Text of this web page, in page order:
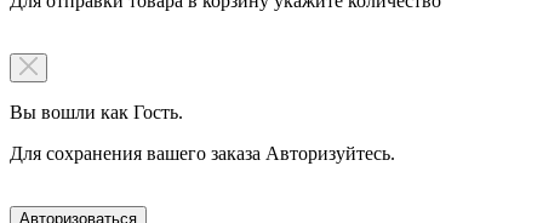
Вы вошли как Гость.
Для сохранения вашего заказа Авторизуйтесь.
Авторизоваться